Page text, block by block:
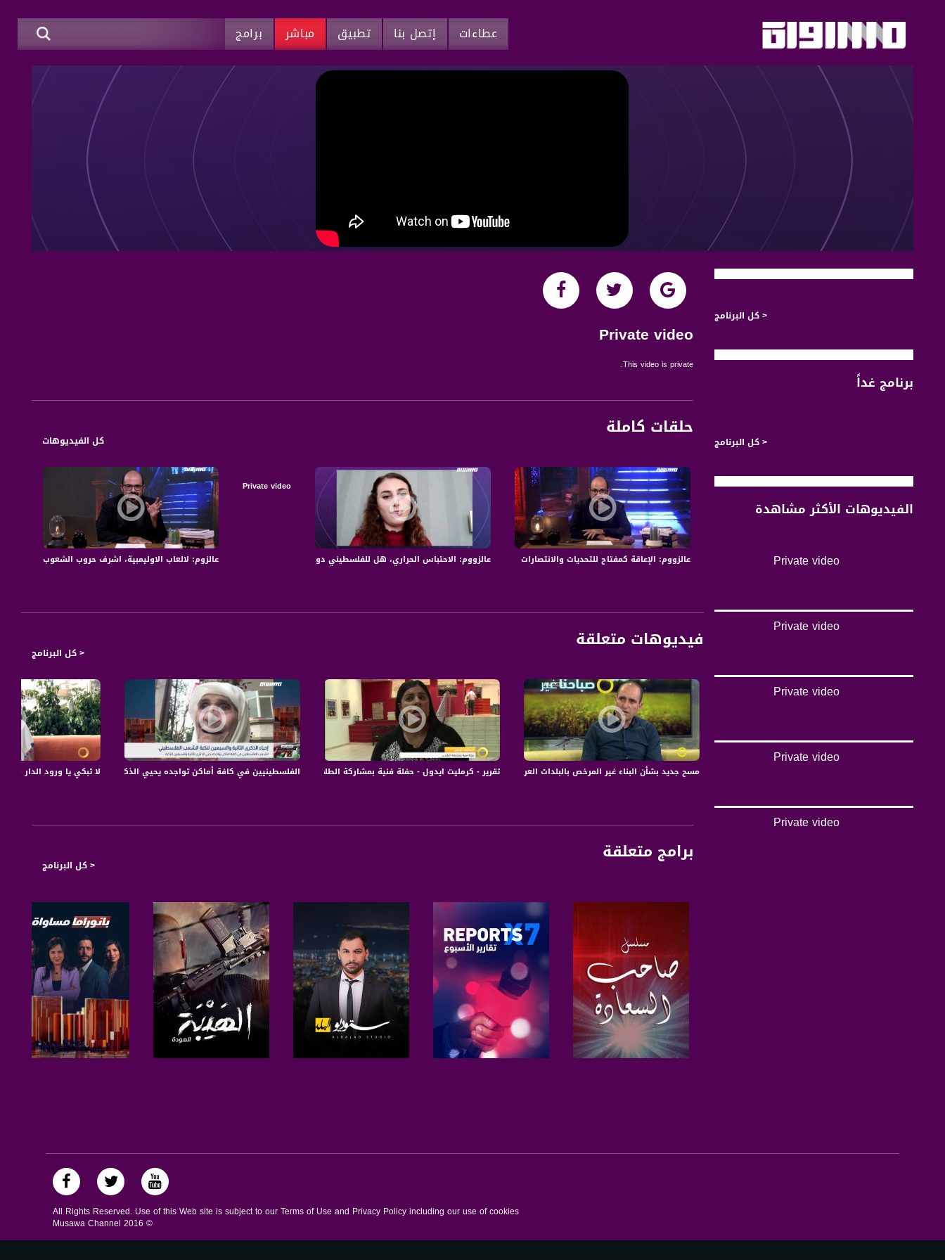
عطاءات إتصل بنا تطبيق مباشر برامج
Private video
This video is private.
حلقات كاملة كل الفيديوهات
عالزوم: لالعاب الاوليمبية، اشرف حروب الشعوب ام حدث
Private video
عالزووم: الاحتباس الحراري، هل للفلسطيني دور في حماية الكوكب؟ عالزووم: الإعاقة كمفتاح للتحديات والانتصارات
فيديوهات متعلقة < كل البرنامج
لا تبكي يا ورود الدار - وداد نخلة -
الفلسطينيين في كافة أماكن تواجده يحيي الذكرى الثانية والسبعين للنكبة،زكية ابوتقرير - كرمليت ايدول - حفلة فنية بمشاركة الطلاب - #صباحنا_غير-4-3-2016- قناة مساواة الفضائيةمسح جديد بشأن البناء غير المرخص بالبلدات العربية - سامر سويد - صباحنا غير- 23-4-2017 - قناة مساواة
برامج متعلقة < كل البرنامج
< كل البرنامج
برنامج غداً
< كل البرنامج
الفيديوهات الأكثر مشاهدة
Private video
Private video
Private video
Private video
Private video
All Rights Reserved. Use of this Web site is subject to our Terms of Use and Privacy Policy including our use of cookies
©
2016